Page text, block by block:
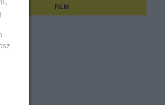
FILM